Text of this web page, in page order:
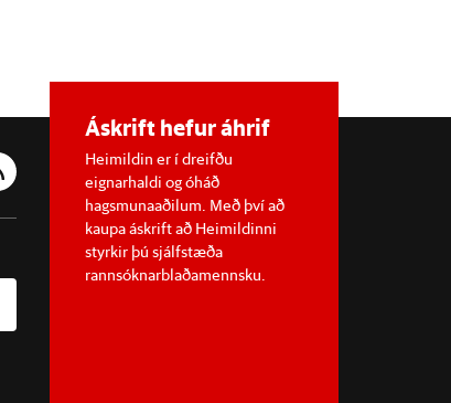
Áskrift hefur áhrif
Heimildin er í dreifðu
eignarhaldi og óháð
hagsmunaaðilum. Með því að
kaupa áskrift að Heimildinni
styrkir þú sjálfstæða
rannsóknarblaðamennsku.